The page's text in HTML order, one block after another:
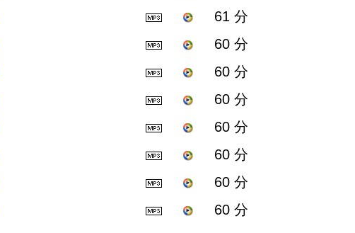
61 分
60 分
60 分
60 分
60 分
60 分
60 分
60 分